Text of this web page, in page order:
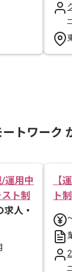
ートワーク
/運用中
ト制
求人・
【
ト
~